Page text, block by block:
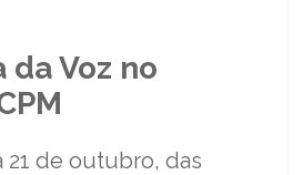
da Voz no
21 de outubro, das